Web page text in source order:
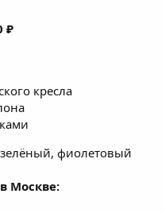
₽
кресла
фиолетовый
Москве: